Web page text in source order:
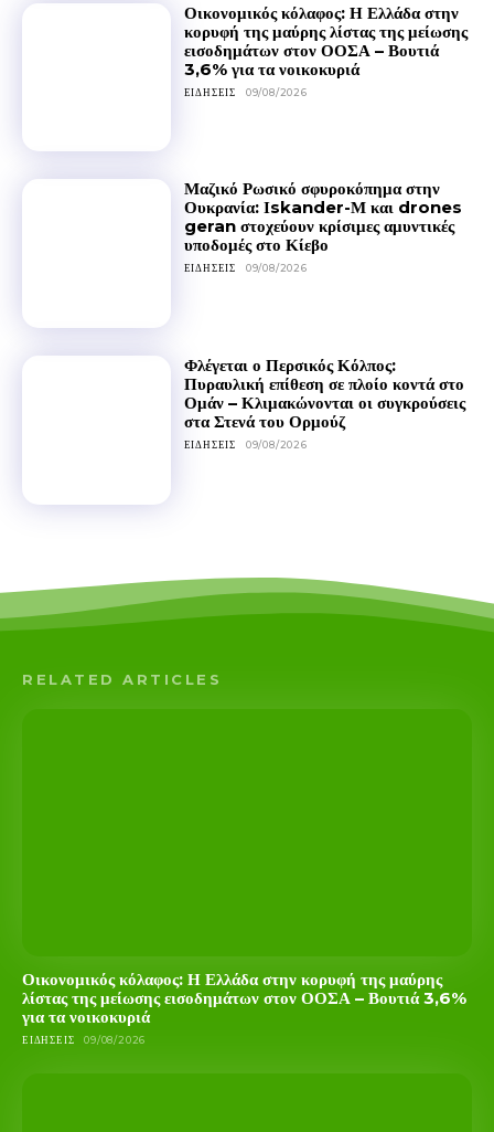
Οικονομικός κόλαφος: Η Ελλάδα στην
κορυφή της μαύρης λίστας της μείωσης
εισοδημάτων στον ΟΟΣΑ – Βουτιά
3,6% για τα νοικοκυριά
ΕΙΔΉΣΕΙΣ 09/08/2026
Μαζικό Ρωσικό σφυροκόπημα στην
Ουκρανία: Ιskander-Μ και drones
geran στοχεύουν κρίσιμες αμυντικές
υποδομές στο Κίεβο
ΕΙΔΉΣΕΙΣ 09/08/2026
Φλέγεται ο Περσικός Κόλπος:
Πυραυλική επίθεση σε πλοίο κοντά στο
Ομάν – Κλιμακώνονται οι συγκρούσεις
στα Στενά του Ορμούζ
ΕΙΔΉΣΕΙΣ 09/08/2026
RELATED ARTICLES
Οικονομικός κόλαφος: Η Ελλάδα στην κορυφή της μαύρης
λίστας της μείωσης εισοδημάτων στον ΟΟΣΑ – Βουτιά 3,6%
για τα νοικοκυριά
ΕΙΔΉΣΕΙΣ 09/08/2026